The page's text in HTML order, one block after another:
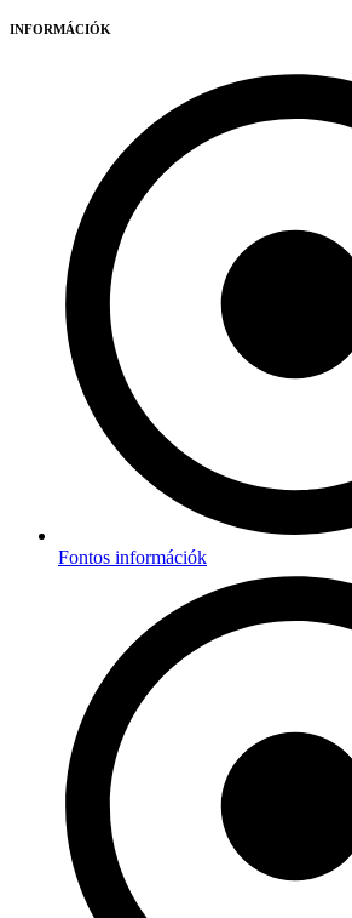
INFORMÁCIÓK
Fontos információk